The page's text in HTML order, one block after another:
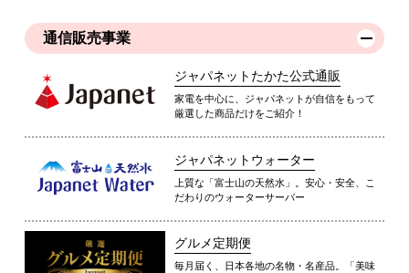
通信販売事業
ジャパネットたかた公式通販
家電を中心に、ジャパネットが自信をもって
厳選した商品だけをご紹介！
ジャパネットウォーター
上質な「富士山の天然水」。安心・安全、こ
だわりのウォーターサーバー
グルメ定期便
毎月届く、日本各地の名物・名産品。「美味